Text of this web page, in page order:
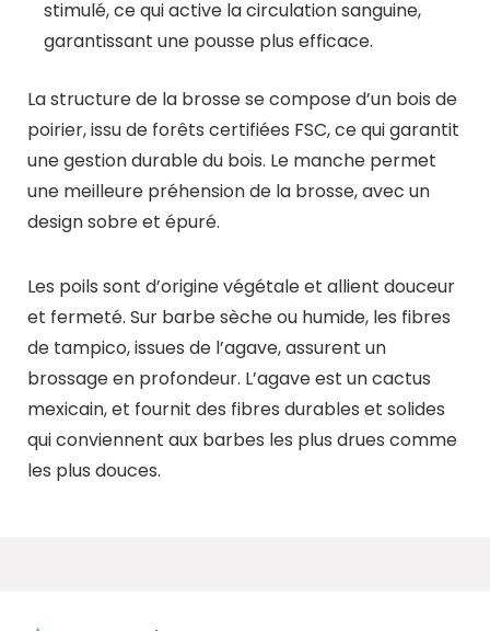
stimulé, ce qui active la circulation sanguine,
garantissant une pousse plus efficace.
La structure de la brosse se compose d’un bois de
poirier, issu de forêts certifiées FSC, ce qui garantit
une gestion durable du bois. Le manche permet
une meilleure préhension de la brosse, avec un
design sobre et épuré.
Les poils sont d’origine végétale et allient douceur
et fermeté. Sur barbe sèche ou humide, les fibres
de tampico, issues de l’agave, assurent un
brossage en profondeur. L’agave est un cactus
mexicain, et fournit des fibres durables et solides
qui conviennent aux barbes les plus drues comme
les plus douces.